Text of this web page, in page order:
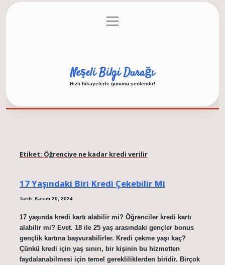
Gizlilik Politikası
menüyü
aç
Neşeli Bilgi Durağı
Hızlı hikayelerle gününü şenlendir!
Etiket: Öğrenciye ne kadar kredi verilir
17 Yaşındaki Biri Kredi Çekebilir Mi
Tarih: Kasım 20, 2024
17 yaşında kredi kartı alabilir mi? Öğrenciler kredi kartı
alabilir mi? Evet. 18 ile 25 yaş arasındaki gençler bonus
gençlik kartına başvurabilirler. Kredi çekme yaşı kaç?
Çünkü kredi için yaş sınırı, bir kişinin bu hizmetten
faydalanabilmesi için temel gerekliliklerden biridir. Birçok